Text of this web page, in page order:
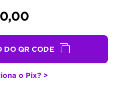
DO QR CODE
o Pix? >